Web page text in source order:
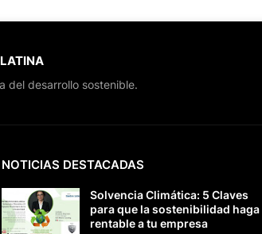
del desarrollo sostenible.
NOTICIAS DESTACADAS
Solvencia Climática: 5 Claves
para que la sostenibilidad haga
rentable a tu empresa